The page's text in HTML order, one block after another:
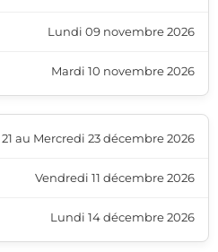
Lundi 09 novembre 2026
Mardi 10 novembre 2026
au Mercredi 23 décembre 2026
Vendredi 11 décembre 2026
Lundi 14 décembre 2026